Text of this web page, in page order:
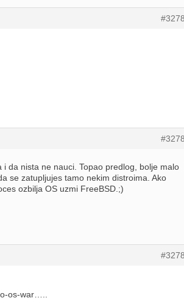
da nista ne nauci. Topao predlog, bolje malo
se zatupljujes tamo nekim distroima. Ako
ozbilja OS uzmi FreeBSD.;)
os-war…..